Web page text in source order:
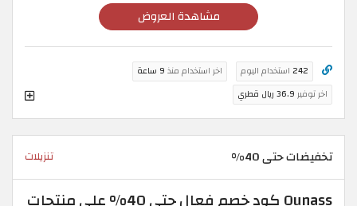
مشاهدة العروض
242 استخدام اليوم اخر استخدام منذ 9 ساعة
اخر توفير 36.9 ريال قطري
تخفيضات حتى 40% تنزيلات
Ounass كود خصم فعال حتى 40% على منتجات